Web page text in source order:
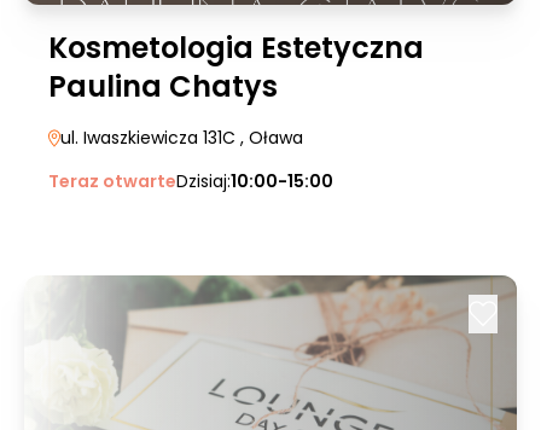
Kosmetologia Estetyczna
Paulina Chatys
ul. Iwaszkiewicza 131C , Oława
Teraz otwarteDzisiaj:10:00-15:00